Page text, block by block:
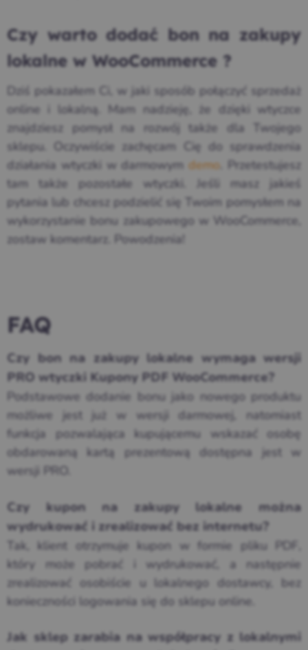
Czy warto dodać bon na zakupy
lokalne w WooCommerce ?
Dziś pokazałem Ci, w jaki sposób połączyć sprzedaż
online i lokalną. Mam nadzieję, że dzięki wtyczce
znajdziesz pomysł na rozwój także dla Twojego
sklepu. Oczywiście zachęcam Cię do sprawdzenia
działania wtyczki w darmowymdemo . Przetestujesz
tam także pozostałe wtyczki. Jeśli masz jakieś
pytania lub chcesz podzielić się Twoim pomysłem na
wykorzystanie bonu zakupowego w WooCommerce,
zostaw komentarz. Powodzenia!
FAQ
Czy bon na zakupy lokalne wymaga wersji
PRO wtyczki Kupony PDF WooCommerce?
Podstawowe dodanie bonu jako nowego produktu
możliwe jest już w wersji darmowej, natomiast
funkcja pozwalająca kupującemu wskazać osobę
obdarowaną kartą prezentową dostępna jest w
wersji PRO.
Czy kupon na zakupy lokalne można
wydrukować i zrealizować bez internetu?
Tak, klient otrzymuje kupon w formie pliku PDF,
który może pobrać i wydrukować, a następnie
zrealizować osobiście u lokalnego dostawcy, bez
konieczności logowania się do sklepu online.
Jak sklep zarabia na współpracy z lokalnymi